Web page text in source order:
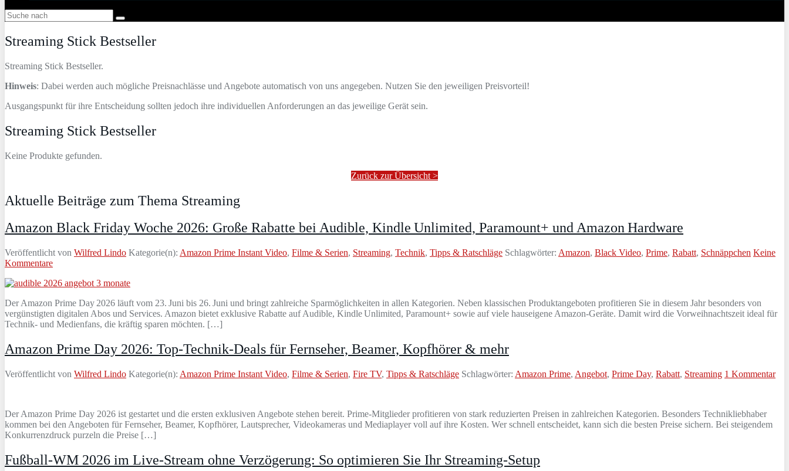
Streaming Stick Bestseller
Streaming Stick Bestseller.
Hinweis: Dabei werden auch mögliche Preisnachlässe und Angebote automatisch von uns angegeben. Nutzen Sie den jeweiligen Preisvorteil!
Ausgangspunkt für ihre Entscheidung sollten jedoch ihre individuellen Anforderungen an das jeweilige Gerät sein.
Streaming Stick Bestseller
Keine Produkte gefunden.
Zurück zur Übersicht >
Aktuelle Beiträge zum Thema Streaming
Amazon Black Friday Woche 2026: Große Rabatte bei Audible, Kindle Unlimited, Paramount+ und Amazon Hardware
Veröffentlicht von Wilfred Lindo Kategorie(n): Amazon Prime Instant Video, Filme & Serien, Streaming, Technik, Tipps & Ratschläge Schlagwörter: Amazon, Black Video, Prime, Rabatt, Schnäppchen Keine
Kommentare
Der Amazon Prime Day 2026 läuft vom 23. Juni bis 26. Juni und bringt zahlreiche Sparmöglichkeiten in allen Kategorien. Neben klassischen Produktangeboten profitieren Sie in diesem Jahr besonders von
vergünstigten digitalen Abos und Services. Amazon bietet exklusive Rabatte auf Audible, Kindle Unlimited, Paramount+ sowie auf viele hauseigene Amazon-Geräte. Damit wird die Vorweihnachtszeit ideal für
Technik- und Medienfans, die kräftig sparen möchten. […]
Amazon Prime Day 2026: Top-Technik-Deals für Fernseher, Beamer, Kopfhörer & mehr
Veröffentlicht von Wilfred Lindo Kategorie(n): Amazon Prime Instant Video, Filme & Serien, Fire TV, Tipps & Ratschläge Schlagwörter: Amazon Prime, Angebot, Prime Day, Rabatt, Streaming 1 Kommentar
Der Amazon Prime Day 2026 ist gestartet und die ersten exklusiven Angebote stehen bereit. Prime-Mitglieder profitieren von stark reduzierten Preisen in zahlreichen Kategorien. Besonders Technikliebhaber
kommen bei den Angeboten für Fernseher, Beamer, Kopfhörer, Lautsprecher, Videokameras und Mediaplayer voll auf ihre Kosten. Wer schnell entscheidet, kann sich die besten Preise sichern. Bei steigendem
Konkurrenzdruck purzeln die Preise […]
Fußball-WM 2026 im Live-Stream ohne Verzögerung: So optimieren Sie Ihr Streaming-Setup